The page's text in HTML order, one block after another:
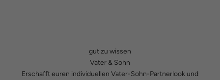
gut zu wissen
Vater & Sohn
Erschafft euren individuellen Vater-Sohn-Partnerlook und